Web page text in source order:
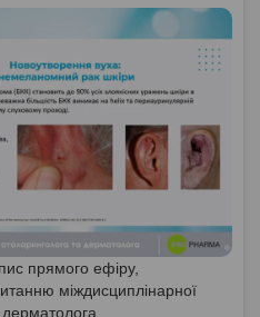
прямого ефіру,
міждисциплінарної